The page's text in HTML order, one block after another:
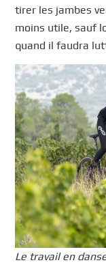
tirer les jambes
moins utile, sauf
quand il faudra
Le travail en